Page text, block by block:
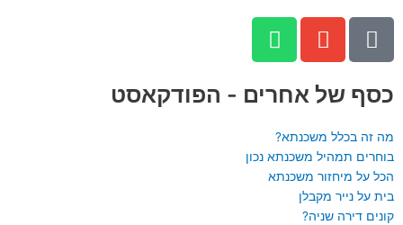
P
h
n
-
a
l
t
E
n
e
o
p
e
W
h
t
a
p
p
כסף של אחרים - הפודקאסט
מה זה בכלל משכנתא?
בוחרים תמהיל משכנתא נכון
הכל על מיחזור משכנתא
בית על נייר מקבלן
קונים דירה שניה?